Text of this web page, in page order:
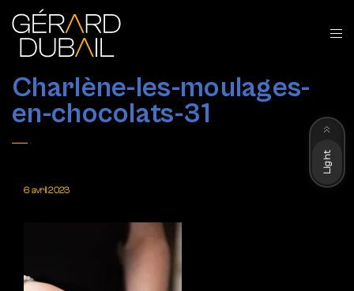
Charlène-les-moulages-
en-chocolats-31
6 avril 2023
Light
Dark